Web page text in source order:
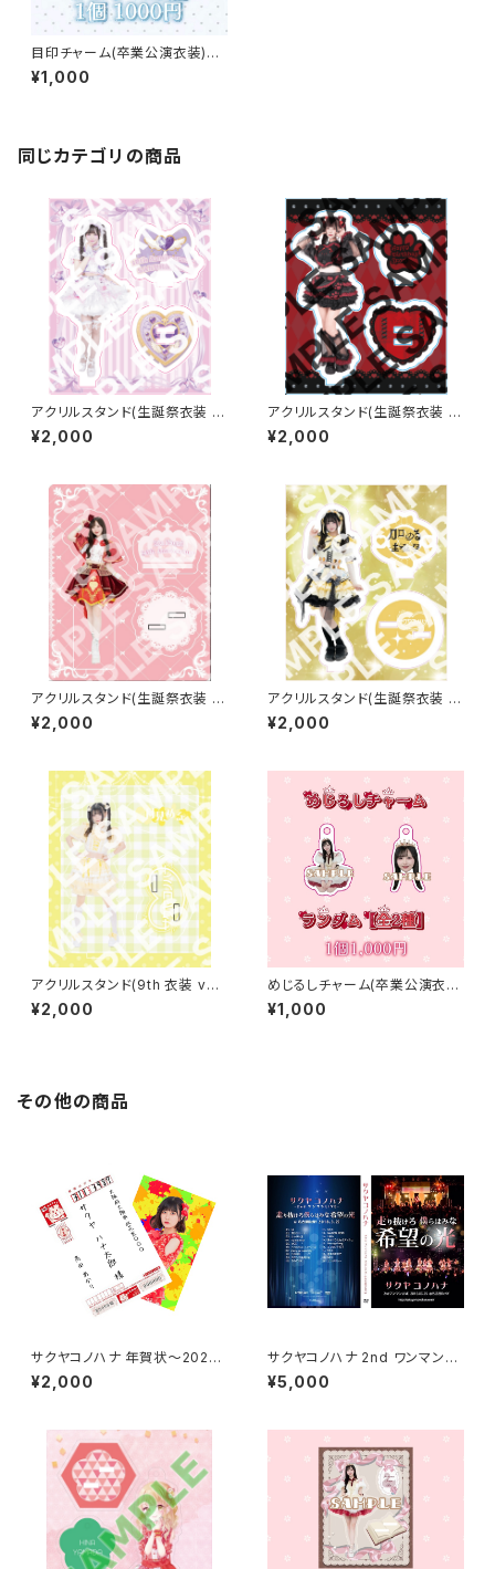
目印チャーム(卒業公演衣装)
【水城 こま】
¥1,000
同じカテゴリの商品
アクリルスタンド(生誕祭衣装 2
026 ver.)【櫻井 さり】
¥2,000
アクリルスタンド(生誕祭衣装 2
026 ver.)【神楽 いのり】
¥2,000
アクリルスタンド(生誕祭衣装 2
025 ver.)【永井 里桜】
¥2,000
アクリルスタンド(生誕祭衣装 2
026 ver.)【月見 める】
¥2,000
アクリルスタンド(9th 衣装 ve
r.)【月見 める】
¥2,000
めじるしチャーム(卒業公演衣
装)【永井 里桜】
¥1,000
その他の商品
サクヤコノハナ 年賀状〜202
2〜【髙田 あかり】
¥2,000
サクヤコノハナ 2nd ワンマンLI
VE DVD
¥5,000